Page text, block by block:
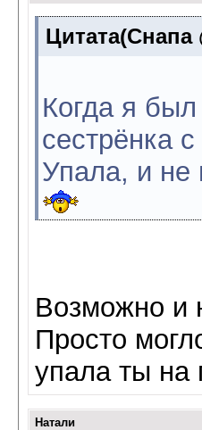
Цитата(Снапа
Когда я
сестрёнка
Упала, и не
Возможно и
Просто
упала ты на
Натали